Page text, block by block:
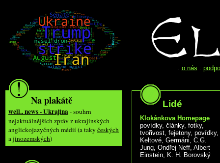
. o nás :
Na plakátě
well.. news - Ukrajina- souhrn
nejaktuálnějších zpráv z ukrajinských
anglickojazyčných médií (a taky českých
ajinozemských)
Lidé
Klokánkova Homepage
povídky, články, fotky,
tvořivost, fejetony, povídky,
Keltové, Germáni, C.G.
Jung, Ondřej Neff, Albert
Einstein, K. H. Borovský